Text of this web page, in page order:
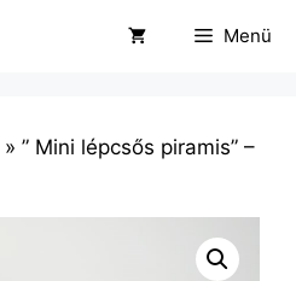
Menü
» ” Mini lépcsős piramis” –